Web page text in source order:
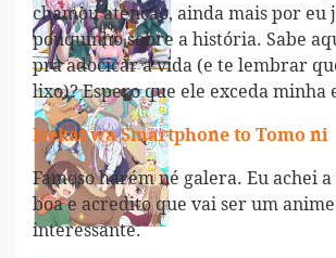
chamou atenção, ainda mais por eu
pouquinho sobre a história. Sabe
pra adocicar a vida (e te lembrar
lixo)? Espero que ele exceda minha
Isekai wa Smartphone to Tomo ni
Famoso harém né galera. Eu achei
boa e acredito que vai ser um
interessante.